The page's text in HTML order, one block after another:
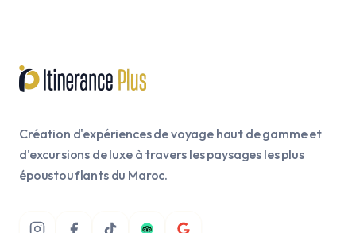
Création d'expériences de voyage haut de gamme et
d'excursions de luxe à travers les paysages les plus
époustouflants du Maroc.